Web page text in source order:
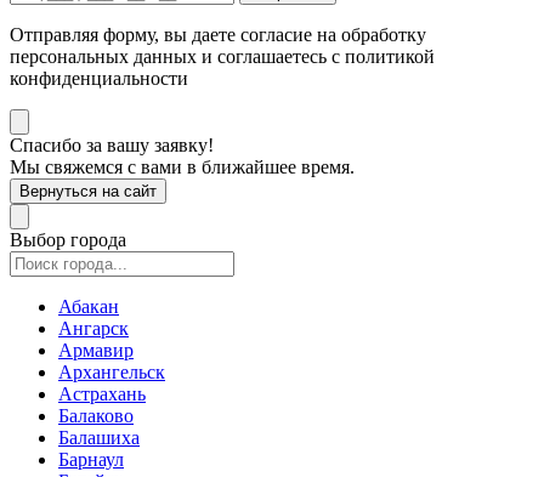
Отправляя форму, вы даете согласие на обработку
персональных данных и соглашаетесь с политикой
конфиденциальности
Спасибо за вашу заявку!
Мы свяжемся с вами в ближайшее время.
Вернуться на сайт
Выбор города
Абакан
Ангарск
Армавир
Архангельск
Астрахань
Балаково
Балашиха
Барнаул